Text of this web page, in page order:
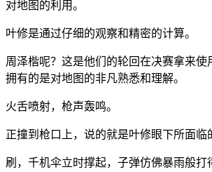
对地图的利用。
叶修是通过仔细的观察和精密的计算。
周泽楷呢？这是他们的轮回在决赛拿来使
拥有的是对地图的非凡熟悉和理解。
火舌喷射，枪声轰鸣。
正撞到枪口上，说的就是叶修眼下所面临
刷，千机伞立时撑起，子弹仿佛暴雨般打